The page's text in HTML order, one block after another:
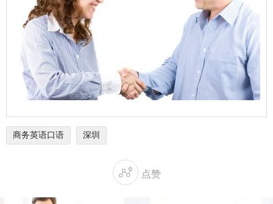
商务英语口语 深圳
 点赞